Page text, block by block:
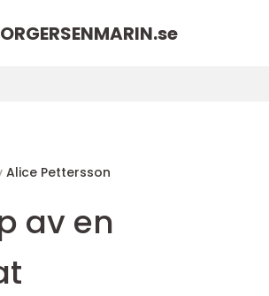
se
Alice Pettersson
av en